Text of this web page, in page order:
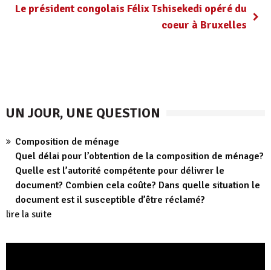
Le président congolais Félix Tshisekedi opéré du
coeur à Bruxelles
UN JOUR, UNE QUESTION
Composition de ménage
Quel délai pour l’obtention de la composition de ménage?
Quelle est l’autorité compétente pour délivrer le
document? Combien cela coûte? Dans quelle situation le
document est il susceptible d’être réclamé?
lire la suite